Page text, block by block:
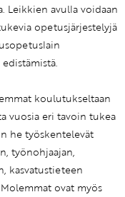
Leikkien avulla voidaan
opetusjärjestelyjä
koulutukseltaan
vuosia eri tavoin tukea
he työskentelevät
työnohjaajan,
kasvatustieteen
ovat myös